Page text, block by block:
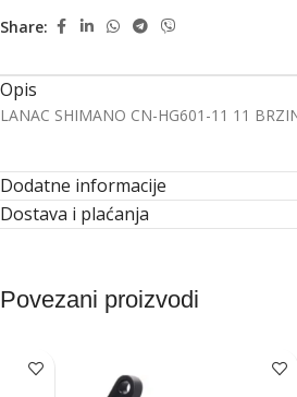
Share:
Opis
LANAC SHIMANO CN-HG601-11 11
Dodatne informacije
Dostava i plaćanja
Povezani proizvodi